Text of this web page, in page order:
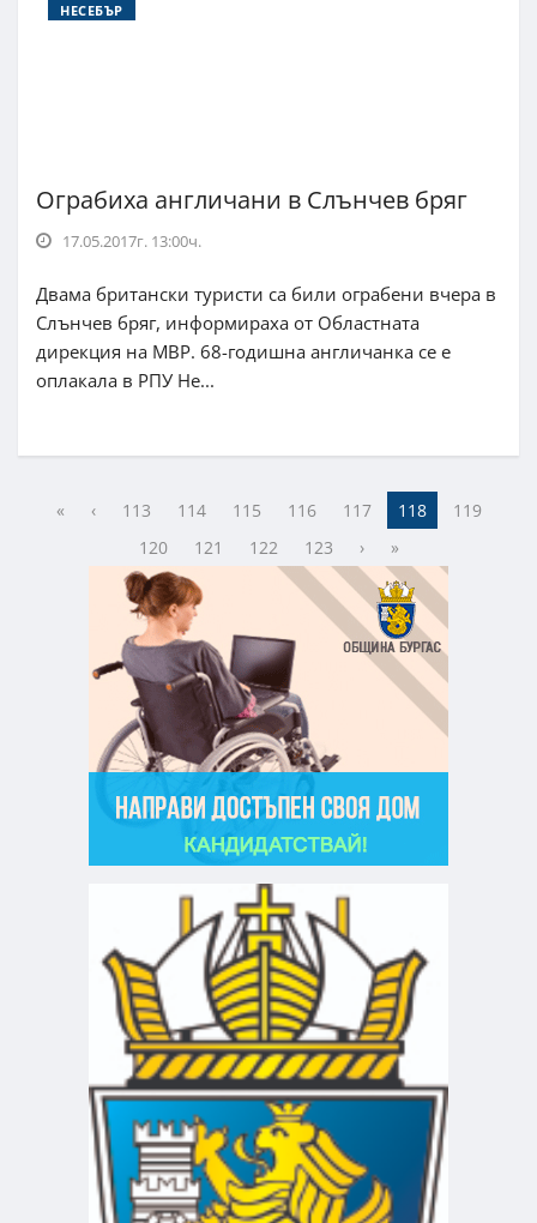
НЕСЕБЪР
Ограбиха англичани в Слънчев бряг
17.05.2017г. 13:00ч.
Двама британски туристи са били ограбени вчера в
Слънчев бряг, информираха от Областната
дирекция на МВР. 68-годишна англичанка се е
оплакала в РПУ Не...
« ‹ 113 114 115 116 117 118
119
120
121 122 123 › »